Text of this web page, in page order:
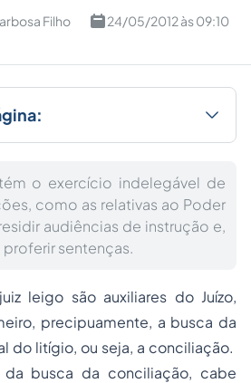
Filho 24/05/2012 às 09:10
o exercício indelegável de
como as relativas ao Poder
audiências de instrução e,
sentenças.
leigo são auxiliares do Juízo,
precipuamente, a busca da
do litígio, ou seja, a conciliação.
busca da conciliação, cabe